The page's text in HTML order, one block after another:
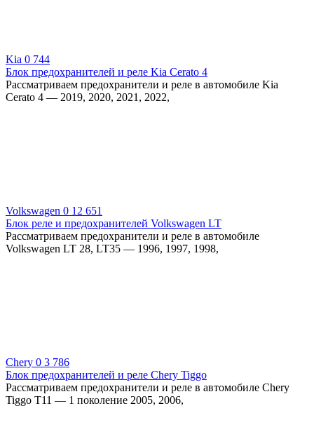
Kia 0 744
Блок предохранителей и реле Kia Cerato 4
Рассматриваем предохранители и реле в автомобиле Kia
Cerato 4 — 2019, 2020, 2021, 2022,
Volkswagen 0 12 651
Блок реле и предохранителей Volkswagen LT
Рассматриваем предохранители и реле в автомобиле
Volkswagen LT 28, LT35 — 1996, 1997, 1998,
Chery 0 3 786
Блок предохранителей и реле Chery Tiggo
Рассматриваем предохранители и реле в автомобиле Chery
Tiggo T11 — 1 поколение 2005, 2006,